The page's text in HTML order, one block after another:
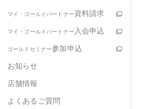
マイ・ゴールドパートナー資料請求
マイ・ゴールドパートナー 入会申込
ゴールドセミナー参加申込
お知らせ
店舗情報
よくあるご質問